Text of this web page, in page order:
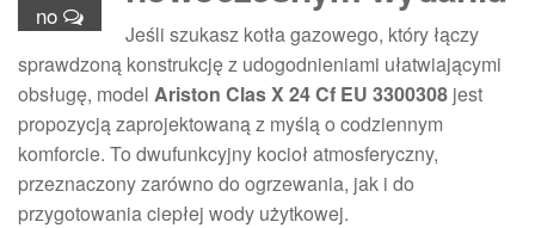
no
Jeśli szukasz kotła gazowego, który łączy
sprawdzoną konstrukcję z udogodnieniami ułatwiającymi
obsługę, model Ariston Clas X 24 Cf EU 3300308 jest
propozycją zaprojektowaną z myślą o codziennym
komforcie. To dwufunkcyjny kocioł atmosferyczny,
przeznaczony zarówno do ogrzewania, jak i do
przygotowania ciepłej wody użytkowej.